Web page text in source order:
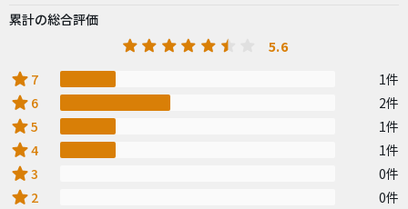
累計の総合評価
5.6
star 7 1件
star 6 2件
star5 1件
star4 1件
star3 0件
star 2 0件